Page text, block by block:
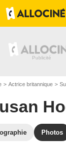
Actrice britannique
Photos